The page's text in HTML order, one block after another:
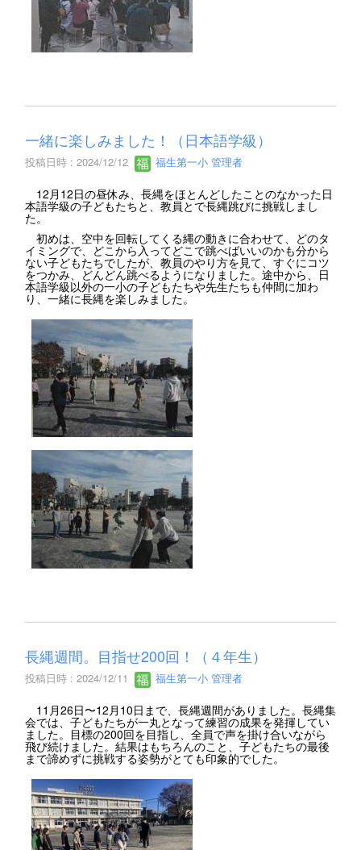
一緒に楽しみました！（日本語学級）
投稿日時 : 2024/12/12 福生第一小 管理者
12月12日の昼休み、長縄をほとんどしたことのなかった日
本語学級の子どもたちと、教員とで長縄跳びに挑戦しまし
た。
初めは、空中を回転してくる縄の動きに合わせて、どのタ
イミングで、どこから入ってどこで跳べばいいのかも分から
ない子どもたちでしたが、教員のやり方を見て、すぐにコツ
をつかみ、どんどん跳べるようになりました。途中から、日
本語学級以外の一小の子どもたちや先生たちも仲間に加わ
り、一緒に長縄を楽しみました。
長縄週間。目指せ200回！（４年生）
投稿日時 : 2024/12/11 福生第一小 管理者
11月26日〜12月10日まで、長縄週間がありました。長縄集
会では、子どもたちが一丸となって練習の成果を発揮してい
ました。目標の200回を目指し、全員で声を掛け合いながら
飛び続けました。結果はもちろんのこと、子どもたちの最後
まで諦めずに挑戦する姿勢がとても印象的でした。